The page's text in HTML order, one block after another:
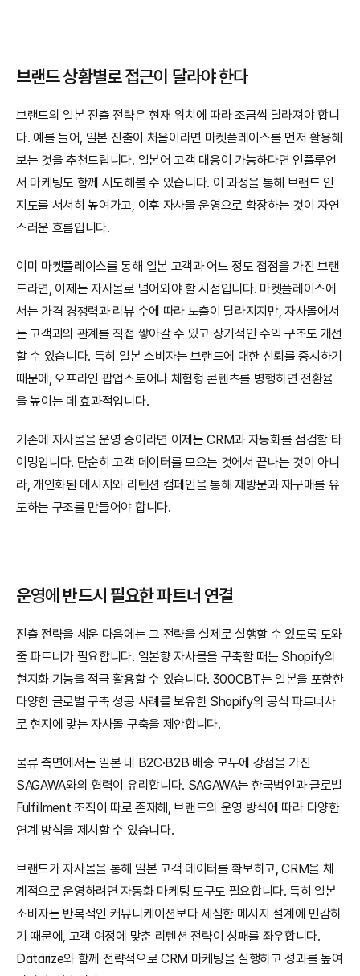
브랜드 상황별로 접근이 달라야 한다
브랜드의 일본 진출 전략은 현재 위치에 따라 조금씩 달라져야 합니
다. 예를 들어, 일본 진출이 처음이라면 마켓플레이스를 먼저 활용해
보는 것을 추천드립니다. 일본어 고객 대응이 가능하다면 인플루언
서 마케팅도 함께 시도해볼 수 있습니다. 이 과정을 통해 브랜드 인
지도를 서서히 높여가고, 이후 자사몰 운영으로 확장하는 것이 자연
스러운 흐름입니다.
이미 마켓플레이스를 통해 일본 고객과 어느 정도 접점을 가진 브랜
드라면, 이제는 자사몰로 넘어와야 할 시점입니다. 마켓플레이스에
서는 가격 경쟁력과 리뷰 수에 따라 노출이 달라지지만, 자사몰에서
는 고객과의 관계를 직접 쌓아갈 수 있고 장기적인 수익 구조도 개선
할 수 있습니다. 특히 일본 소비자는 브랜드에 대한 신뢰를 중시하기
때문에, 오프라인 팝업스토어나 체험형 콘텐츠를 병행하면 전환율
을 높이는 데 효과적입니다.
기존에 자사몰을 운영 중이라면 이제는 CRM과 자동화를 점검할 타
이밍입니다. 단순히 고객 데이터를 모으는 것에서 끝나는 것이 아니
라, 개인화된 메시지와 리텐션 캠페인을 통해 재방문과 재구매를 유
도하는 구조를 만들어야 합니다.
운영에 반드시 필요한 파트너 연결
진출 전략을 세운 다음에는 그 전략을 실제로 실행할 수 있도록 도와
줄 파트너가 필요합니다. 일본향 자사몰을 구축할 때는 Shopify의
현지화 기능을 적극 활용할 수 있습니다. 300CBT는 일본을 포함한
다양한 글로벌 구축 성공 사례를 보유한 Shopify의 공식 파트너사
로 현지에 맞는 자사몰 구축을 제안합니다.
물류 측면에서는 일본 내 B2C·B2B 배송 모두에 강점을 가진
SAGAWA와의 협력이 유리합니다. SAGAWA는 한국법인과 글로벌
Fulfillment 조직이 따로 존재해, 브랜드의 운영 방식에 따라 다양한
연계 방식을 제시할 수 있습니다.
브랜드가 자사몰을 통해 일본 고객 데이터를 확보하고, CRM을 체
계적으로 운영하려면 자동화 마케팅 도구도 필요합니다. 특히 일본
소비자는 반복적인 커뮤니케이션보다 세심한 메시지 설계에 민감하
기 때문에, 고객 여정에 맞춘 리텐션 전략이 성패를 좌우합니다.
Datarize와 함께 전략적으로 CRM 마케팅을 실행하고 성과를 높여